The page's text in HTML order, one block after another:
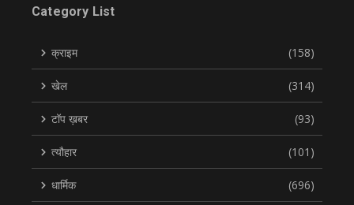
Category List
क्राइम (158)
खेल (314)
टॉप ख़बर (93)
त्यौहार (101)
धार्मिक (696)